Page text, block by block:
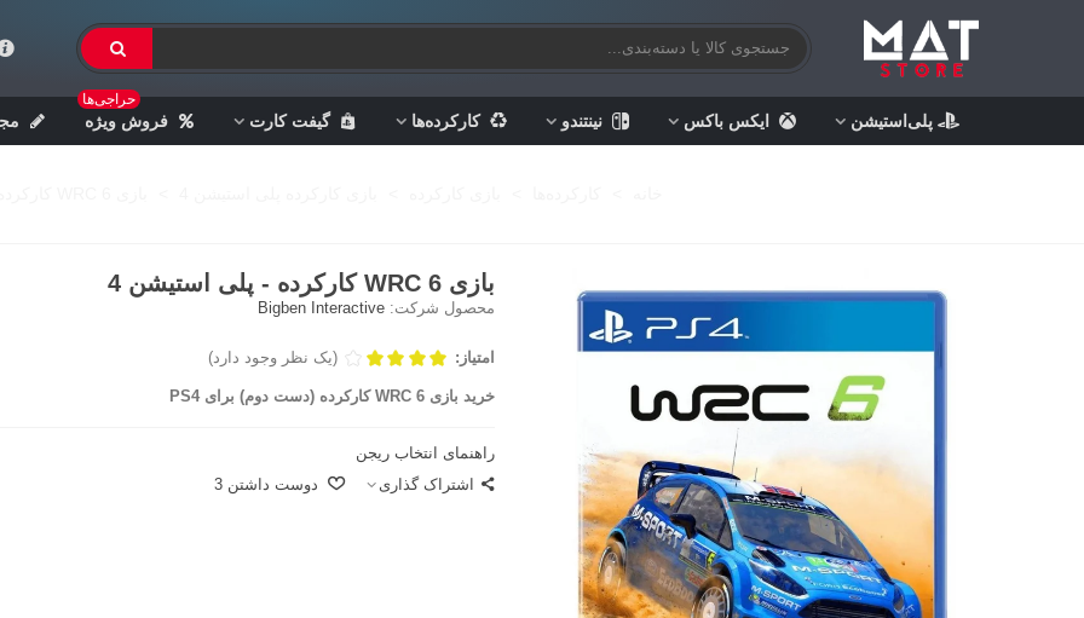
پلی‌استیشن ایکس باکس نینتندو کارکرده‌ها گیفت کارت فروش ویژه
حراجی‌ها
بازی WRC 6 کارکرده - پلی استیشن 4
محصول شرکت: Bigben Interactive
امتیاز: (یک نظر وجود دارد)
خرید بازی WRC 6 کارکرده (دست دوم) برای PS4
راهنمای انتخاب ریجن
اشتراک گذاری
دوست داشتن 3